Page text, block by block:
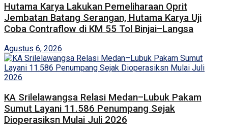
Hutama Karya Lakukan Pemeliharaan Oprit
Jembatan Batang Serangan, Hutama Karya Uji
Coba Contraflow di KM 55 Tol Binjai–Langsa
Agustus 6, 2026
KA Srilelawangsa Relasi Medan–Lubuk Pakam
Sumut Layani 11.586 Penumpang Sejak
Dioperasiksn Mulai Juli 2026